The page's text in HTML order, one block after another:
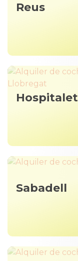
Reus
Hospitalet
Sabadell